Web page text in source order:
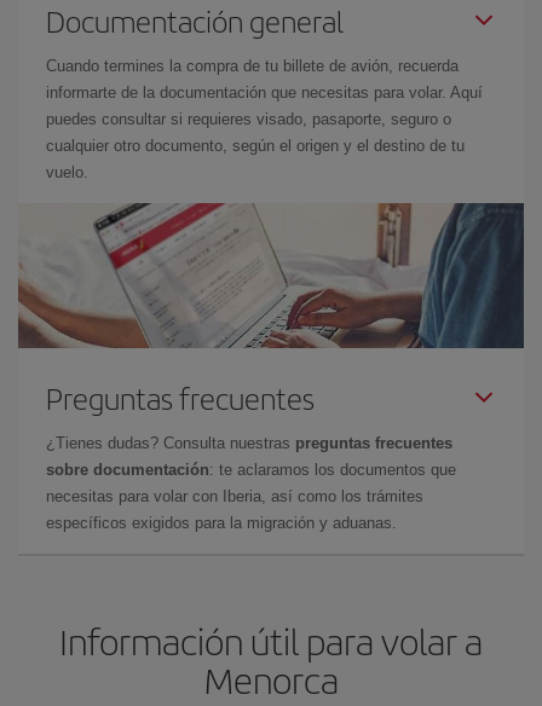
Documentación general
Cuando termines la compra de tu billete de avión, recuerda
informarte de la documentación que necesitas para volar. Aquí
puedes consultar si requieres visado, pasaporte, seguro o
cualquier otro documento, según el origen y el destino de tu
vuelo.
Preguntas frecuentes
¿Tienes dudas? Consulta nuestras preguntas frecuentes
sobre documentación: te aclaramos los documentos que
necesitas para volar con Iberia, así como los trámites
específicos exigidos para la migración y aduanas.
Información útil para volar a
Menorca